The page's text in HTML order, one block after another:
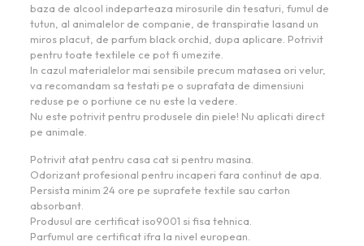
baza de alcool indeparteaza mirosurile din tesaturi, fumul de
tutun, al animalelor de companie, de transpiratie lasand un
miros placut, de parfum black orchid, dupa aplicare. Potrivit
pentru toate textilele ce pot fi umezite.
In cazul materialelor mai sensibile precum matasea ori velur,
va recomandam sa testati pe o suprafata de dimensiuni
reduse pe o portiune ce nu este la vedere.
Nu este potrivit pentru produsele din piele! Nu aplicati direct
pe animale.
Potrivit atat pentru casa cat si pentru masina.
Odorizant profesional pentru incaperi fara continut de apa.
Persista minim 24 ore pe suprafete textile sau carton
absorbant.
Produsul are certificat iso9001 si fisa tehnica.
Parfumul are certificat ifra la nivel european.